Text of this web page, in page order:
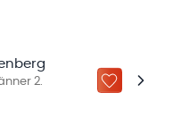
2.
ZU „MEINE